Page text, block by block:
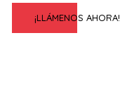
¡LLÁMENOS AHORA!